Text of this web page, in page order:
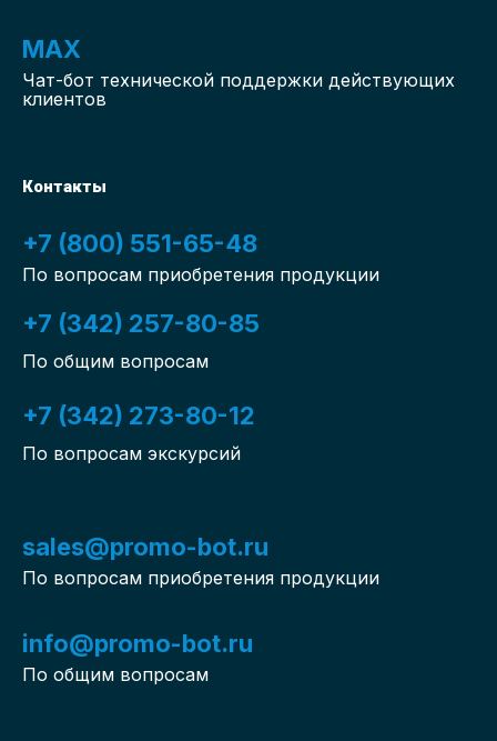
MAX
Чат-бот технической поддержки действующих
клиентов
Контакты
+7 (800) 551-65-48
По вопросам приобретения продукции
+7 (342) 257-80-85
По общим вопросам
+7 (342) 273-80-12
По вопросам экскурсий
sales@promo-bot.ru
По вопросам приобретения продукции
info@promo-bot.ru
По общим вопросам